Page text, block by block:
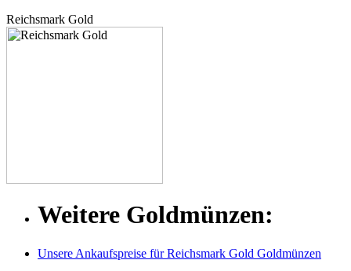
Reichsmark Gold
Weitere Goldmünzen:
Unsere Ankaufspreise für Reichsmark Gold Goldmünzen